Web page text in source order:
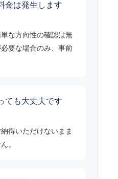
金は発生します
な方向性の確認は無
要な場合のみ、事前
ても大丈夫です
得いただけないまま
。